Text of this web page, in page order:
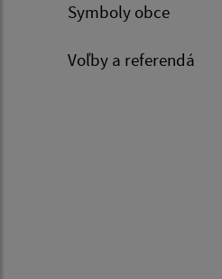
Symboly obce
Voľby a referendá